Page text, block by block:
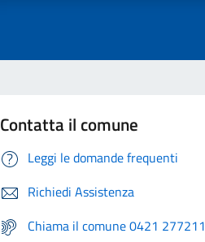
Contatta il comune
Leggi le domande frequenti
Richiedi Assistenza
Chiama il comune 0421 277211